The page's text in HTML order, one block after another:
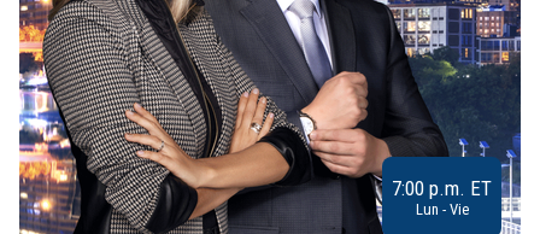
7:00 p.m. ET
Lun - Vie